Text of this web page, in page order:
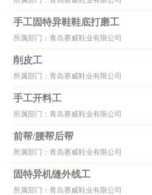
手工固特异鞋鞋底打磨工
所属部门：青岛赛威鞋业有限公司
削皮工
所属部门：青岛赛威鞋业有限公司
手工开料工
所属部门：青岛赛威鞋业有限公司
前帮/腰帮后帮
所属部门：青岛赛威鞋业有限公司
固特异机缝外线工
所属部门：青岛赛威鞋业有限公司